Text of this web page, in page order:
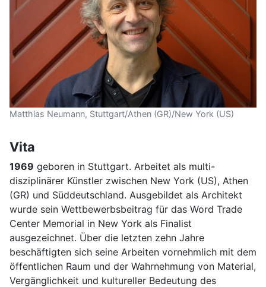
Matthias Neumann, Stuttgart/Athen (GR)/New York (US)
Vita
1969 geboren in Stuttgart. Arbeitet als multi-
disziplinärer Künstler zwischen New York (US), Athen
(GR) und Süddeutschland. Ausgebildet als Architekt
wurde sein Wettbewerbsbeitrag für das Word Trade
Center Memorial in New York als Finalist
ausgezeichnet. Über die letzten zehn Jahre
beschäftigten sich seine Arbeiten vornehmlich mit dem
öffentlichen Raum und der Wahrnehmung von Material,
Vergänglichkeit und kultureller Bedeutung des